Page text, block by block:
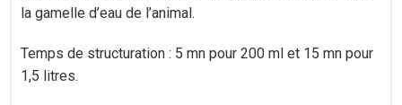
la gamelle d’eau de l’animal.
Temps de structuration : 5 mn pour 200 ml et 15 mn pour
1,5 litres.